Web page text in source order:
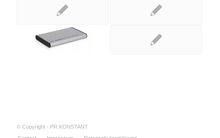
© Copyright - PR KONSTANT